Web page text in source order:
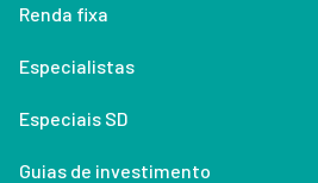
Renda fixa
Especialistas
Especiais SD
Guias de investimento